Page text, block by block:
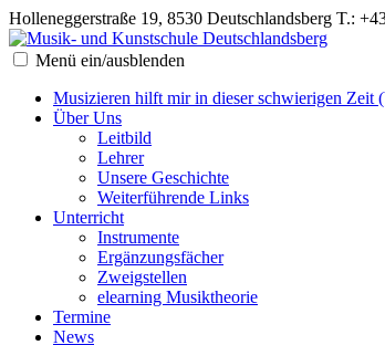
Holleneggerstraße 19, 8530 Deutschlandsberg T.:
Menü ein/ausblenden
Musizieren hilft mir in dieser schwierigen Zeit
Über Uns
Leitbild
Lehrer
Unsere Geschichte
Weiterführende Links
Unterricht
Instrumente
Ergänzungsfächer
Zweigstellen
elearning Musiktheorie
Termine
News